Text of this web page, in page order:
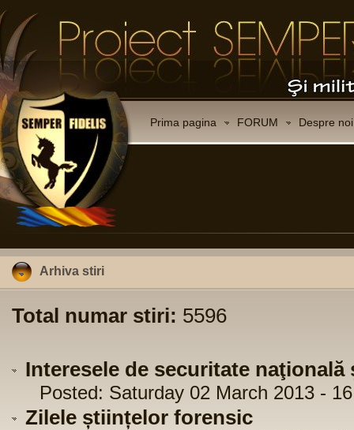
Prima pagina FORUM Despre noi
Arhiva stiri
Total numar stiri: 5596
Interesele de securitate
Posted: Saturday 02 March 2013 -
Zilele științelor forensic